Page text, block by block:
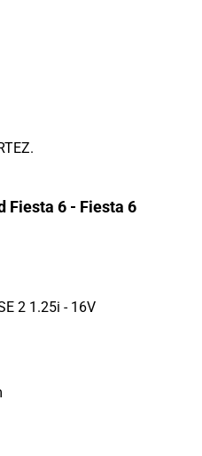
Fiesta 6 - Fiesta 6
2 1.25i - 16V